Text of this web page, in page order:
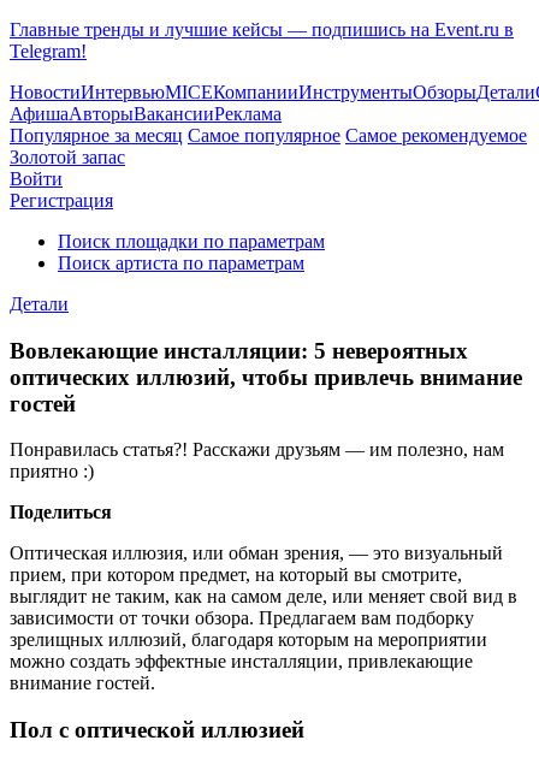
Главные тренды и лучшие кейсы — подпишись на Event.ru в
Telegram!
НовостиИнтервьюMICEКомпанииИнструментыОбзорыДетали
АфишаАвторыВакансииРеклама
Популярное за месяц Самое популярное Самое рекомендуемое
Золотой запас
Войти
Регистрация
Поиск площадки по параметрам
Поиск артиста по параметрам
Детали
Вовлекающие инсталляции: 5 невероятных
оптических иллюзий, чтобы привлечь внимание
гостей
Понравилась статья?! Расскажи друзьям — им полезно, нам
приятно :)
Поделиться
Оптическая иллюзия, или обман зрения, — это визуальный
прием, при котором предмет, на который вы смотрите,
выглядит не таким, как на самом деле, или меняет свой вид в
зависимости от точки обзора. Предлагаем вам подборку
зрелищных иллюзий, благодаря которым на мероприятии
можно создать эффектные инсталляции, привлекающие
внимание гостей.
Пол с оптической иллюзией